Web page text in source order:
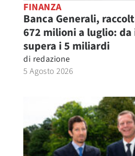
FINANZA
Banca Generali,
672 milioni a luglio:
supera i 5 miliardi
di redazione
5 Agosto 2026